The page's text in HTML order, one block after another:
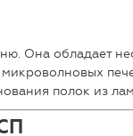
Она обладает
полок из